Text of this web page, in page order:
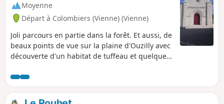
Moyenne
Départ à Colombiers (Vienne) (Vienne)
Joli parcours en partie dans la forêt. Et aussi, de
beaux points de vue sur la plaine d'Ouzilly avec
découverte d'un habitat de tuffeau et quelques